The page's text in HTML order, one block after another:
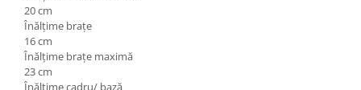
20 cm
Înălțime brațe
16 cm
Înălțime brațe maximă
23 cm
Înălțime cadru/ bază